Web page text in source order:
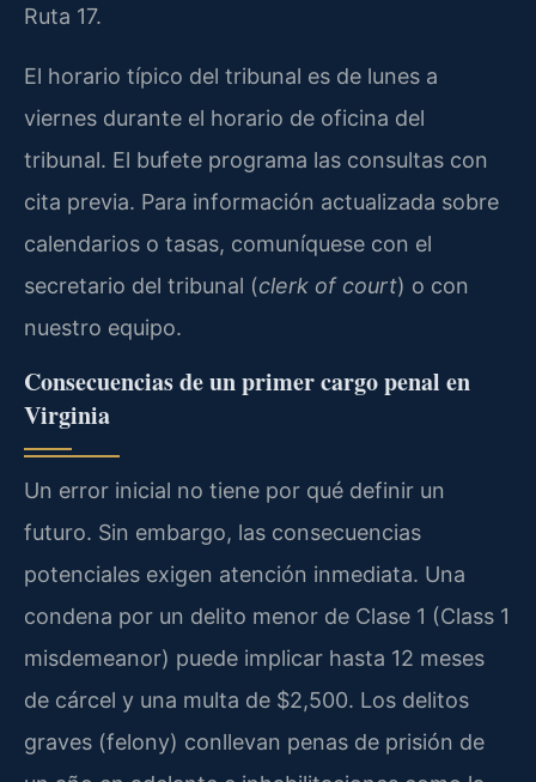
Ruta 17.
El horario típico del tribunal es de lunes a
viernes durante el horario de oficina del
tribunal. El bufete programa las consultas con
cita previa. Para información actualizada sobre
calendarios o tasas, comuníquese con el
secretario del tribunal (clerk of court) o con
nuestro equipo.
Consecuencias de un primer cargo penal en
Virginia
Un error inicial no tiene por qué definir un
futuro. Sin embargo, las consecuencias
potenciales exigen atención inmediata. Una
condena por un delito menor de Clase 1 (Class 1
misdemeanor) puede implicar hasta 12 meses
de cárcel y una multa de $2,500. Los delitos
graves (felony) conllevan penas de prisión de